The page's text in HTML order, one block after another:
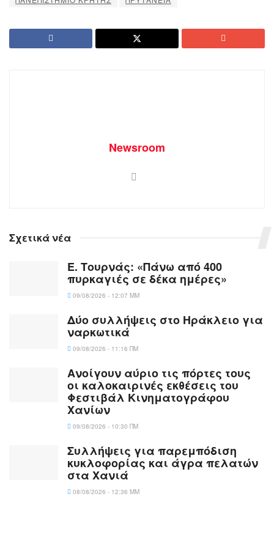
Newsroom
Σχετικά νέα
Ε. Τουρνάς: «Πάνω από 400
πυρκαγιές σε δέκα ημέρες»
09/08/2026 - 12:07 ΜΜ
Δύο συλλήψεις στο Ηράκλειο για
ναρκωτικά
09/08/2026 - 11:16 ΠΜ
Ανοίγουν αύριο τις πόρτες τους
οι καλοκαιρινές εκθέσεις του
Φεστιβάλ Κινηματογράφου
Χανίων
09/08/2026 - 10:30 ΠΜ
Συλλήψεις για παρεμπόδιση
κυκλοφορίας και άγρα πελατών
στα Χανιά
08/08/2026 - 12:36 ΜΜ